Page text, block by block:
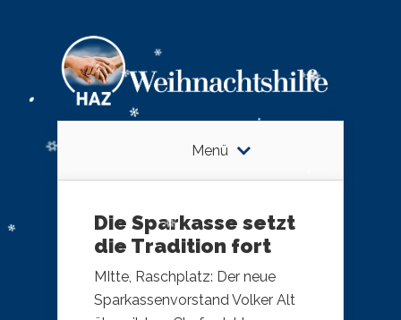
Menü
Die Sparkasse setzt
die Tradition fort
MItte, Raschplatz: Der neue
Sparkassenvorstand Volker Alt